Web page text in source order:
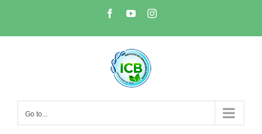
content
FacebookYouTubeInstagram
Go to...